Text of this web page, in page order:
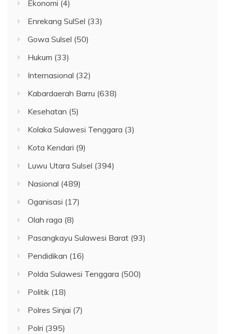
Ekonomi (4)
Enrekang SulSel (33)
Gowa Sulsel (50)
Hukum (33)
Internasional (32)
Kabardaerah Barru (638)
Kesehatan (5)
Kolaka Sulawesi Tenggara (3)
Kota Kendari (9)
Luwu Utara Sulsel (394)
Nasional (489)
Oganisasi (17)
Olah raga (8)
Pasangkayu Sulawesi Barat (93)
Pendidikan (16)
Polda Sulawesi Tenggara (500)
Politik (18)
Polres Sinjai (7)
Polri (395)